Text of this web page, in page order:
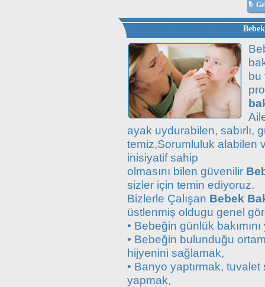
bu
ayak uydurabilen, sabırlı,
temiz,Sorumluluk alabilen
inisiyatif sahip
olmasını bilen güvenilir
sizler için temin ediyoruz.
Bizlerle Çalışan Bebek
üstlenmiş oldugu genel
• Bebeğin günlük
• Bebeğin bulunduğu
hijyenini sağlamak,
• Banyo yaptırmak, tuvalet
yapmak,